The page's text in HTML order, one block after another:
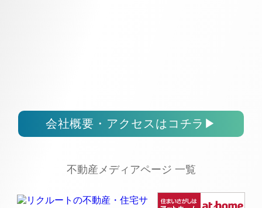
会社概要・アクセスはコチラ ▶
不動産メディアページ 一覧